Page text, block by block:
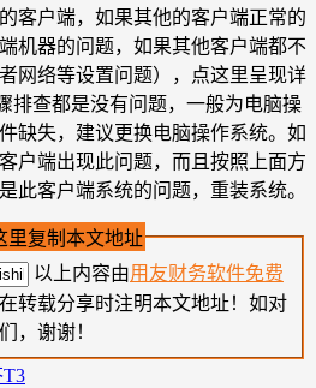
客户端，如果其他的客户端正常的
机器的问题，如果其他客户端都不
网络等设置问题），点这里呈现详
排查都是没有问题，一般为电脑操
缺失，建议更换电脑操作系统。如
户端出现此问题，而且按照上面方
此客户端系统的问题，重装系统。
里复制本文地址
以上内容由用友财务软件免费
转载分享时注明本文地址！如对
，谢谢！
T3